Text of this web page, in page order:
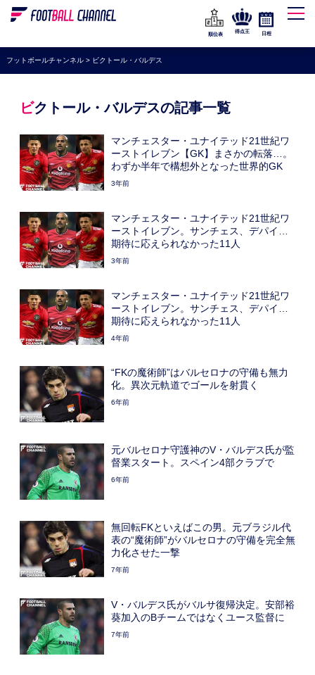
WEリーグ
海外サッカー
プレミアリーグ
ラ・リーガ
ブンデスリーガ
UEFA
高校サッカー
動画
順位表
得点王 日程
フットボールチャンネル> ビクトール・バルデス
ビクトール・バルデスの記事一覧
マンチェスター・ユナイテッド21世紀ワ
ーストイレブン【GK】まさかの転落…。
わずか半年で構想外となった世界的GK
3年前
マンチェスター・ユナイテッド21世紀ワ
ーストイレブン。サンチェス、デパイ…
期待に応えられなかった11人
3年前
マンチェスター・ユナイテッド21世紀ワ
ーストイレブン。サンチェス、デパイ…
期待に応えられなかった11人
4年前
“FKの魔術師”はバルセロナの守備も無力
化。異次元軌道でゴールを射貫く
6年前
元バルセロナ守護神のV・バルデス氏が監
督業スタート。スペイン4部クラブで
6年前
無回転FKといえばこの男。元ブラジル代
表の“魔術師”がバルセロナの守備を完全無
力化させた一撃
7年前
V・バルデス氏がバルサ復帰決定。安部裕
葵加入のBチームではなくユース監督に
7年前